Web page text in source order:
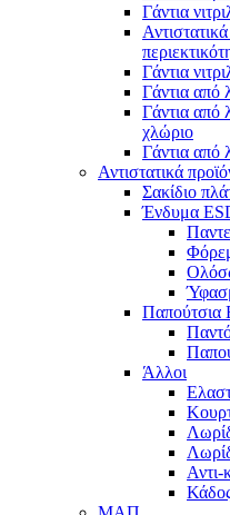
Γάντια
Γάντια
Γάντια από
Γάντια από
χλώριο
Γάντια από
Αντιστατικά
Σακίδιο
Ένδυμα
Παπούτσια
Άλλοι